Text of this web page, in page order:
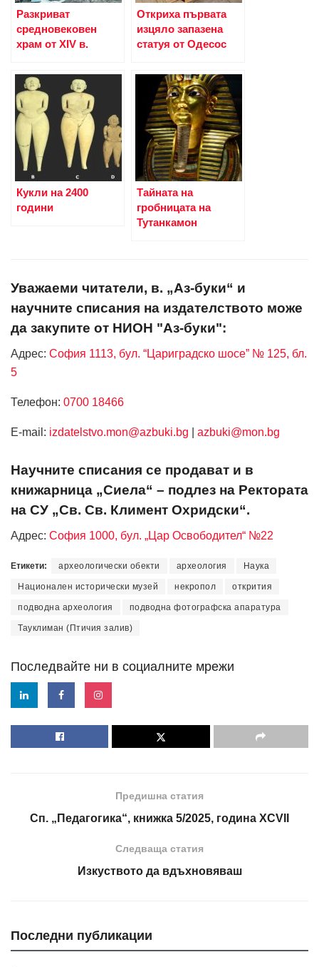
Разкриват
средновековен
храм от XIV в.
Откриха първата
изцяло запазена
статуя от Одесос
Кукли на 2400
години
Тайната на
гробницата на
Тутанкамон
Уважаеми читатели, в. „Аз-буки“ и
научните списания на издателството може
да закупите от НИОН "Аз-буки":
Адрес: София 1113, бул. “Цариградско шосе” № 125, бл.
5
Телефон: 0700 18466
Е-mail: izdatelstvo.mon@azbuki.bg azbuki@mon.bg
Научните списания се продават и в
книжарница „Сиела“ – подлез на Ректората
на СУ „Св. Св. Климент Охридски“.
Адрес: София 1000, бул. „Цар Освободител“ №22
Етикети: археологически обекти археология Наука
Национален исторически музей некропол открития
подводна археология подводна фотографска апаратура
Тауклиман (Птичия залив)
Последвайте ни в социалните мрежи
Предишна статия
Сп. „Педагогика“, книжка 5/2025, година XCVII
Следваща статия
Изкуството да вдъхновяваш
Последни публикации